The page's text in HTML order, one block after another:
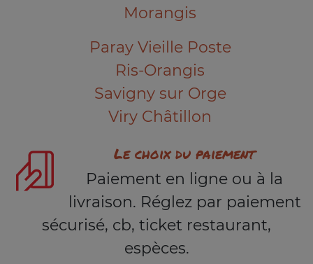
Morangis
Paray Vieille Poste
Ris-Orangis
Savigny sur Orge
Viry Châtillon
Le choix du paiement
Paiement en ligne ou à la
livraison. Réglez par paiement
sécurisé, cb, ticket restaurant,
espèces.